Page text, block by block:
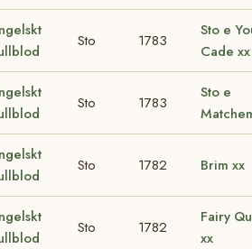
Sto 1783
Sto e
Cade xx
Sto 1783
Sto e
Sto 1782 Brim xx
Sto 1782
Fairy
xx